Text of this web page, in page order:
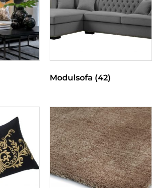
Modulsofa (42)